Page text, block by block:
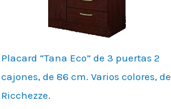
Placard “Tana Eco” de 3 puertas 2
cajones, de 86 cm. Varios colores, de
Ricchezze.